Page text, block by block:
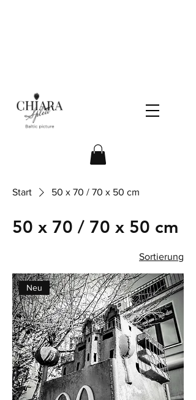
Start 50 x 70 / 70 x 50 cm
50 x 70 / 70 x 50 cm
Sortierung
Neu